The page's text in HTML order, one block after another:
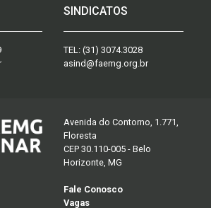
SINDICATOS
TEL: (31) 3074.3028
asind@faemg.org.br
Avenida do Contorno, 1.771,
Floresta
CEP 30.110-005 - Belo
Horizonte, MG
Fale Conosco
Vagas